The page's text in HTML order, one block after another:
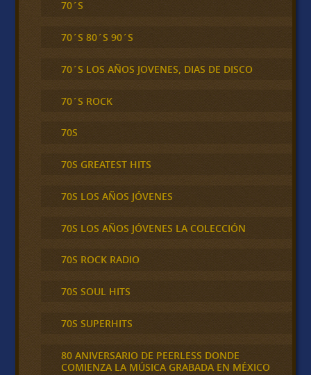
70´S
70´S 80´S 90´S
70´S LOS AÑOS JOVENES, DIAS DE DISCO
70´S ROCK
70S
70S GREATEST HITS
70S LOS AÑOS JÓVENES
70S LOS AÑOS JÓVENES LA COLECCIÓN
70S ROCK RADIO
70S SOUL HITS
70S SUPERHITS
80 ANIVERSARIO DE PEERLESS DONDE
COMIENZA LA MÚSICA GRABADA EN MÉXICO